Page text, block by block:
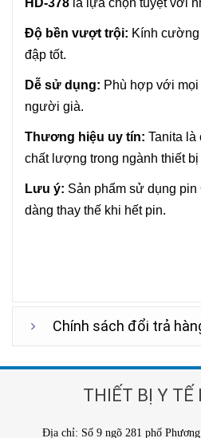
HD-378 là lựa chọn tuyệt vời
Độ bền vượt trội: Kính
đập tốt.
Dễ sử dụng: Phù hợp với
người già.
Thương hiệu uy tín: Tanita là
chất lượng trong ngành thiết bị
Lưu ý: Sản phẩm sử dụng
dàng thay thế khi hết pin.
Chính sách đổi trả
THIẾT BỊ Y TẾ
Địa chỉ: Số 9 ngõ 281 phố